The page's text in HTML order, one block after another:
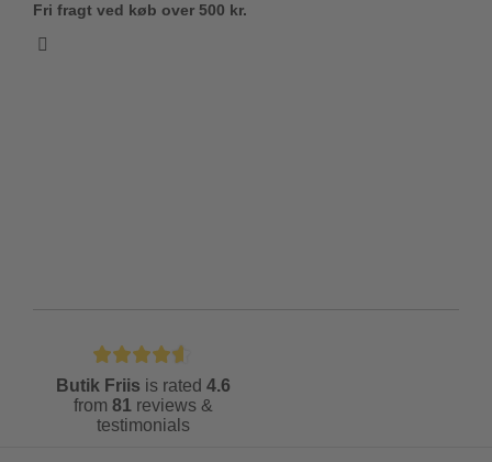
Fri fragt ved køb over 500 kr.
Butik Friis is rated 4.6
from 81 reviews &
testimonials